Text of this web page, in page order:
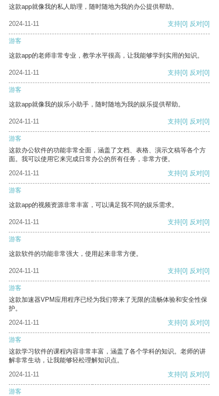
这款app就像我的私人助理，随时随地为我的办公提供帮助。
2024-11-11 支持[0] 反对[0]
游客
这款app的老师非常专业，教学水平很高，让我能够学到实用的知识。
2024-11-11 支持[0] 反对[0]
游客
这款app就像我的娱乐小助手，随时随地为我的娱乐提供帮助。
2024-11-11 支持[0] 反对[0]
游客
这款办公软件的功能非常全面，涵盖了文档、表格、演示文稿等各个方
面。我可以使用它来完成日常办公的所有任务，非常方便。
2024-11-11
支持[0] 反对[0]
游客
这款app的视频资源非常丰富，可以满足我不同的娱乐需求。
2024-11-11 支持[0] 反对[0]
游客
这款软件的功能非常强大，使用起来非常方便。
2024-11-11 支持[0] 反对[0]
游客
这款加速器VPM应用程序已经为我们带来了无限的流畅体验和安全性保
护。
2024-11-11
支持[0] 反对[0]
游客
这款学习软件的课程内容非常丰富，涵盖了各个学科的知识。老师的讲
解非常生动，让我能够轻松理解知识点。
2024-11-11
支持[0] 反对[0]
游客